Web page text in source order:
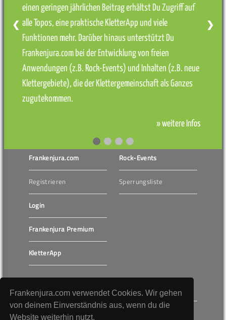
Frankenjura.com verwendet Cookies. Wir gehen
von deinem Einverständnis aus, wenn du die
Website weiterhin nutzt.
einen geringen jährlichen Beitrag erhältst Du Zugriff auf
alle Topos, eine praktische KletterApp und viele
Funktionen mehr. Darüber hinaus unterstützt Du
Frankenjura.com bei der Entwicklung von freien
Anwendungen (z.B. Rock-Events) und Inhalten (z.B. neue
Klettergebiete), die der Klettergemeinschaft als Ganzes
zugutekommen.
» weitere Infos
❮ ❯
Frankenjura.com
Registrieren
Login
Frankenjura Premium
KletterApp
Rock-Events
Sperrungsliste
Bergfreunde.de
Klettersteige
Klettern Trubachtal